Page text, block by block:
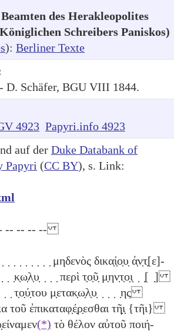
des Herakleopolites
Schreibers Paniskos)
): Berliner Texte
D. Schäfer, BGU VIII 1844.
4923 Papyri.info 4923
auf der Duke Databank of
Papyri (CC BY), s. Link:
-- -- -- --
μηδενὸς δικα̣ί̣ο̣υ̣ ἀ̣ν̣τ̣[ε]-
̣κ̣ω̣λ̣υ̣ ̣ ̣ ̣ περὶ τ̣ο̣ῦ̣ μ̣ην̣τ̣ο̣ι̣ ̣ ̣[ ̣]
μ̣ετακ̣ω̣λ̣υ̣ ̣ ̣ ̣ ̣ης
τοῦ ἐπικαταφ̣έ̣ρ̣εσθαι τῆ̣ι̣ {τῆι}
(*) τὸ θέλον αὐτοῦ ποιή-